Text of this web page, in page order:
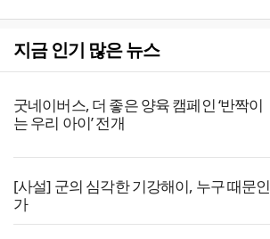
지금 인기 많은 뉴스
굿네이버스, 더 좋은 양육 캠페인 ‘반짝이
는 우리 아이’ 전개
[사설] 군의 심각한 기강해이, 누구 때문인
가